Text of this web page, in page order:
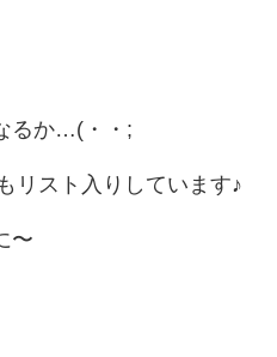
るか…(・・;
リスト入りしています♪
〜